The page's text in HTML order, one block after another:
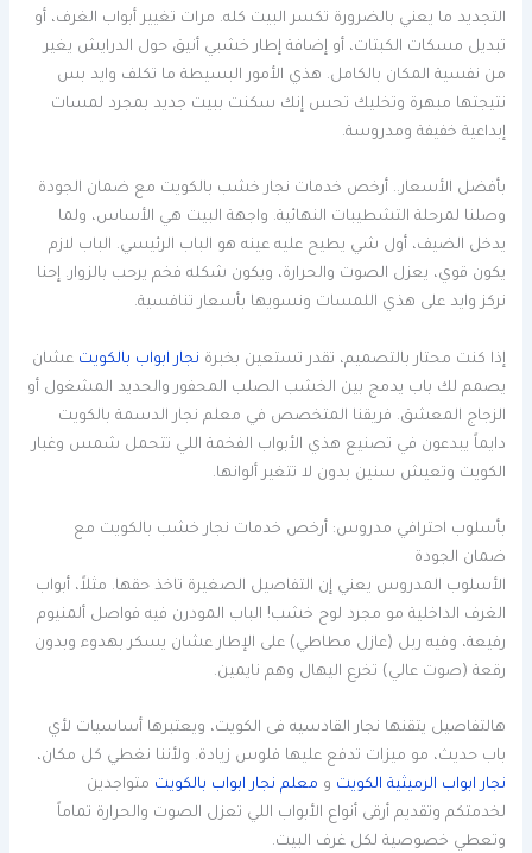
التجديد ما يعني بالضرورة تكسر البيت كله. مرات تغيير أبواب الغرف، أو
تبديل مسكات الكبتات، أو إضافة إطار خشبي أنيق حول الدرايش يغير
من نفسية المكان بالكامل. هذي الأمور البسيطة ما تكلف وايد بس
نتيجتها مبهرة وتخليك تحس إنك سكنت ببيت جديد بمجرد لمسات
إبداعية خفيفة ومدروسة.
بأفضل الأسعار.. أرخص خدمات نجار خشب بالكويت مع ضمان الجودة
وصلنا لمرحلة التشطيبات النهائية. واجهة البيت هي الأساس، ولما
يدخل الضيف، أول شي يطيح عليه عينه هو الباب الرئيسي. الباب لازم
يكون قوي، يعزل الصوت والحرارة، ويكون شكله فخم يرحب بالزوار. إحنا
نركز وايد على هذي اللمسات ونسويها بأسعار تنافسية.
إذا كنت محتار بالتصميم، تقدر تستعين بخبرة نجار ابواب بالكويت عشان
يصمم لك باب يدمج بين الخشب الصلب المحفور والحديد المشغول أو
الزجاج المعشق. فريقنا المتخصص في معلم نجار الدسمة بالكويت
دايماً يبدعون في تصنيع هذي الأبواب الفخمة اللي تتحمل شمس وغبار
الكويت وتعيش سنين بدون لا تتغير ألوانها.
بأسلوب احترافي مدروس: أرخص خدمات نجار خشب بالكويت مع
ضمان الجودة
الأسلوب المدروس يعني إن التفاصيل الصغيرة تاخذ حقها. مثلاً، أبواب
الغرف الداخلية مو مجرد لوح خشب! الباب المودرن فيه فواصل ألمنيوم
رفيعة، وفيه ربل (عازل مطاطي) على الإطار عشان يسكر بهدوء وبدون
رقعة (صوت عالي) تخرع اليهال وهم نايمين.
هالتفاصيل يتقنها نجار القادسيه فى الكويت، ويعتبرها أساسيات لأي
باب حديث، مو ميزات تدفع عليها فلوس زيادة. ولأننا نغطي كل مكان،
نجار ابواب الرميثية الكويت و معلم نجار ابواب بالكويت متواجدين
لخدمتكم وتقديم أرقى أنواع الأبواب اللي تعزل الصوت والحرارة تماماً
وتعطي خصوصية لكل غرف البيت.